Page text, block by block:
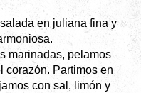
en juliana fina y
marinadas, pelamos
corazón. Partimos en
con sal, limón y